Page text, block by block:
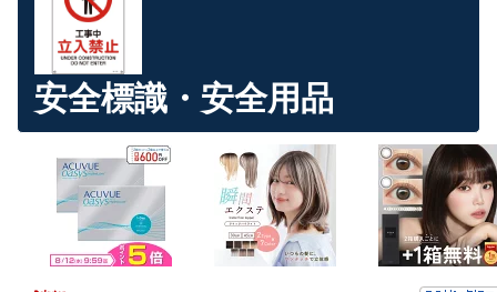
安全標識・安全用品